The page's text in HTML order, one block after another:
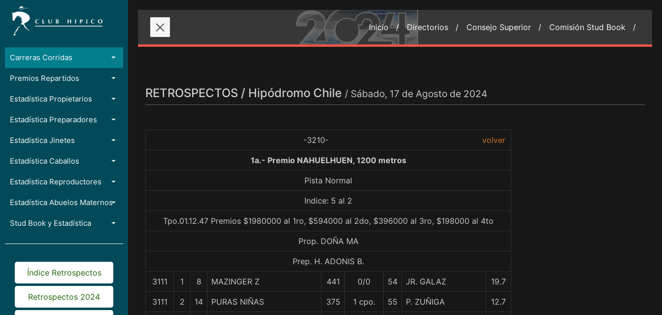
Carreras Corridas
Premios Repartidos
Estadística Propietarios
Estadística Preparadores
Estadística Jinetes
Estadística Caballos
Estadística Reproductores
Estadística Abuelos Maternos
Stud Book y Estadística
Índice Retrospectos
Retrospectos 2024
Inicio / Directorios / Consejo Superior / Comisión Stud Book /
RETROSPECTOS / Hipódromo Chile / Sábado, 17 de Agosto de 2024
-3210- volver
1a.- Premio NAHUELHUEN, 1200 metros
Pista Normal
Indice: 5 al 2
Tpo.01.12.47 Premios $1980000 al 1ro, $594000 al 2do, $396000 al 3ro, $198000 al 4to
Prop. DOÑA MA
Prep. H. ADONIS B.
3111 1 8 MAZINGER Z 441 0/0 54 JR. GALAZ 19.7
3111 2 14 PURAS NIÑAS 375 1 cpo. 55 P. ZUÑIGA 12.7